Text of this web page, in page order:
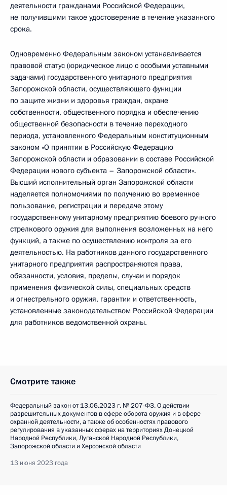
деятельности гражданами Российской Федерации,
не получившими такое удостоверение в течение указанного
срока.
Одновременно Федеральным законом устанавливается
правовой статус (юридическое лицо с особыми уставными
задачами) государственного унитарного предприятия
Запорожской области, осуществляющего функции
по защите жизни и здоровья граждан, охране
собственности, общественного порядка и обеспечению
общественной безопасности в течение переходного
периода, установленного Федеральным конституционным
законом «О принятии в Российскую Федерацию
Запорожской области и образовании в составе Российской
Федерации нового субъекта – Запорожской области».
Высший исполнительный орган Запорожской области
наделяется полномочиями по получению во временное
пользование, регистрации и передаче этому
государственному унитарному предприятию боевого ручного
стрелкового оружия для выполнения возложенных на него
функций, а также по осуществлению контроля за его
деятельностью. На работников данного государственного
унитарного предприятия распространяются права,
обязанности, условия, пределы, случаи и порядок
применения физической силы, специальных средств
и огнестрельного оружия, гарантии и ответственность,
установленные законодательством Российской Федерации
для работников ведомственной охраны.
Смотрите также
Федеральный закон от 13.06.2023 г. № 207-ФЗ. О действии
разрешительных документов в сфере оборота оружия и в сфере
охранной деятельности, а также об особенностях правового
регулирования в указанных сферах на территориях Донецкой
Народной Республики, Луганской Народной Республики,
Запорожской области и Херсонской области
13 июня 2023 года